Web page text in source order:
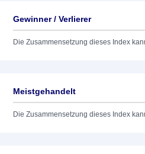
Gewinner / Verlierer
Die Zusammensetzung dieses Index
Meistgehandelt
Die Zusammensetzung dieses Index